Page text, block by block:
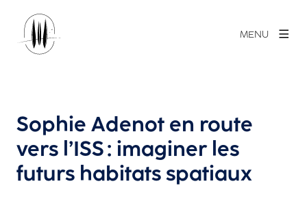
MENU
Sophie Adenot en route
vers l’ISS : imaginer les
futurs habitats spatiaux